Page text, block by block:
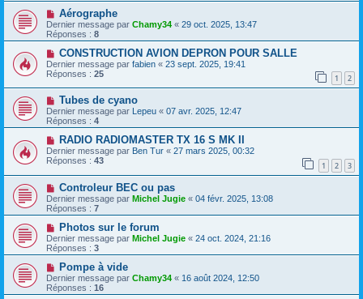
Aérographe
Dernier message par Chamy34 « 29 oct. 2025, 13:47
Réponses : 8
CONSTRUCTION AVION DEPRON POUR SALLE
Dernier message par fabien « 23 sept. 2025, 19:41
Réponses : 25 1 2
Tubes de cyano
Dernier message par Lepeu « 07 avr. 2025, 12:47
Réponses : 4
RADIO RADIOMASTER TX 16 S MK II
Dernier message par Ben Tur « 27 mars 2025, 00:32
Réponses : 43 1 2 3
Controleur BEC ou pas
Dernier message par Michel Jugie « 04 févr. 2025, 13:08
Réponses : 7
Photos sur le forum
Dernier message par Michel Jugie « 24 oct. 2024, 21:16
Réponses : 3
Pompe à vide
Dernier message par Chamy34 « 16 août 2024, 12:50
Réponses : 16